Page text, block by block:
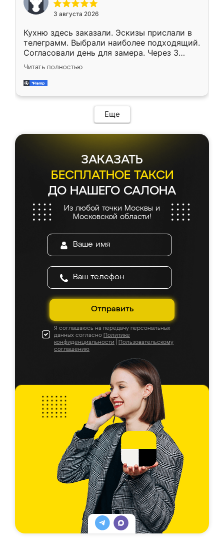
3 августа 2026
Кухню здесь заказали. Эскизы прислали в
телеграмм. Выбрали наиболее подходящий.
Согласовали день для замера. Через 3
недели кухня была уже готова. Остались
довольны работой. Спасибо Ренессанс
мебель за качественную работу!
Читать полностью
Еще
ЗАКАЗАТЬ
БЕСПЛАТНОЕ ТАКСИ
ДО НАШЕГО САЛОНА
Из любой точки Москвы и
Московской области!
Отправить
Я соглашаюсь на передачу персональных
данных согласно Политике
конфиденциальности
Пользовательскому
соглашению